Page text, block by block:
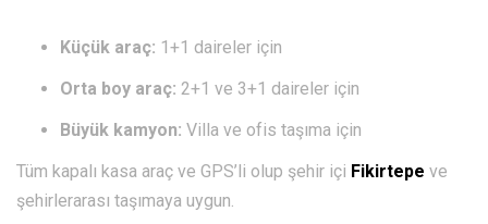
Küçük araç: 1+1 daireler için
Orta boy araç: 2+1 ve 3+1 daireler için
Büyük kamyon: Villa ve ofis taşıma için
Tüm kapalı kasa araç ve GPS’li olup şehir içi Fikirtepe ve
şehirlerarası taşımaya uygun.